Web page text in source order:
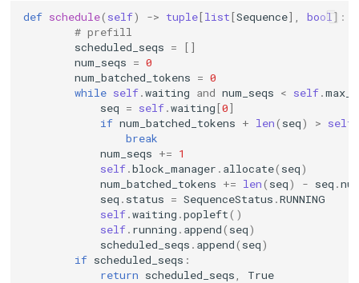
def schedule( self) -> tuple[list[Sequence], bool ]:
# prefill
scheduled_seqs =
[]
num_seqs = 0
num_batched_tokens = 0
while self.waiting and num_seqs < self.
seq = self.waiting[0]
if num_batched_tokens + len( seq) > self
break
num_seqs += 1
self.block_manager . allocate( seq)
num_batched_tokens += len( seq) - seq .
seq . status = SequenceStatus .RUNNING
self.waiting .popleft()
self. running . append( seq)
scheduled_seqs . append( seq)
if scheduled_seqs :
return scheduled_seqs True